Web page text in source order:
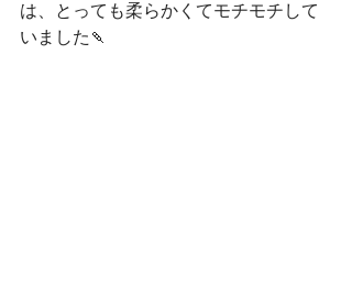
は、とっても柔らかくてモチモチして
いました🍡